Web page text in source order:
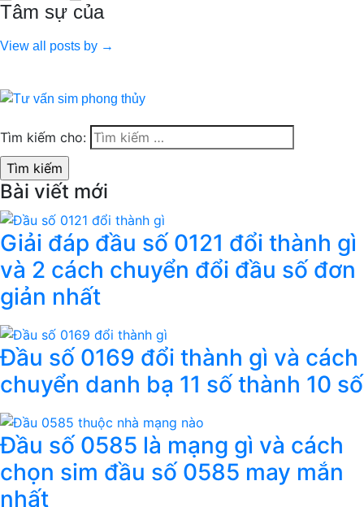
Tâm sự của
View all posts by →
Tìm kiếm cho:
Bài viết mới
Giải đáp đầu số 0121 đổi thành gì
và 2 cách chuyển đổi đầu số đơn
giản nhất
Đầu số 0169 đổi thành gì và cách
chuyển danh bạ 11 số thành 10 số
Đầu số 0585 là mạng gì và cách
chọn sim đầu số 0585 may mắn
nhất